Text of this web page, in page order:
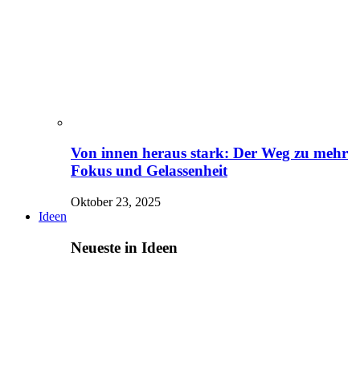
Von innen heraus stark: Der Weg zu mehr
Fokus und Gelassenheit
Oktober 23, 2025
Ideen
Neueste in Ideen